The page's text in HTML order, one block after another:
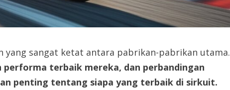
yang sangat ketat antara pabrikan-pabrikan utama.
terbaik mereka, dan perbandingan
penting tentang siapa yang terbaik di sirkuit.